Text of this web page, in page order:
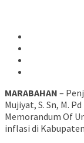
MARABAHAN –
Mujiyat, S. Sn, M.
Memorandum Of
inflasi di